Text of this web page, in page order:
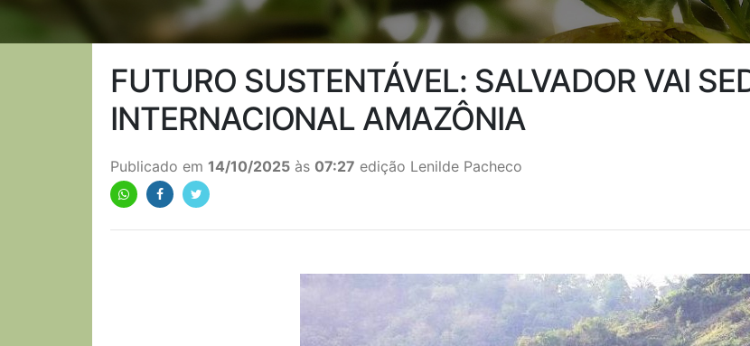
FUTURO SUSTENTÁVEL: SALVADOR VAI
INTERNACIONAL AMAZÔNIA
Publicado em 14/10/2025 às 07:27 edição Lenilde Pacheco